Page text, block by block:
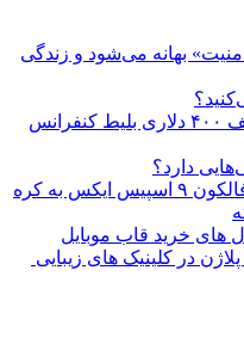
بهانه می‌شود و زندگی
فرصت استثنایی: دریافت تخفیف ۴۰۰ دلاری بلیط کنفرانس
دارد؟
برخورد قطعه غیرفعال راکت فالکون ۹ اسپیس ایکس به کره
های خرید قاب موبایل
در کلینیک های زیبایی